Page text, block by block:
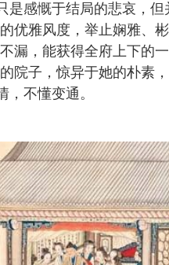
感慨于结局的悲哀，
优雅风度，举止娴雅、
漏，能获得全府上下的
院子，惊异于她的朴素
不懂变通。